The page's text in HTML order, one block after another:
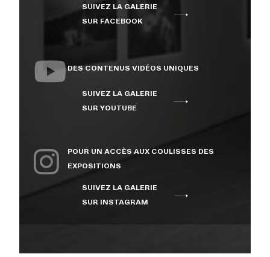
SUIVEZ LA GALERIE
SUR FACEBOOK
DES CONTENUS VIDÉOS UNIQUES
SUIVEZ LA GALERIE
SUR YOUTUBE
POUR UN ACCÈS AUX COULISSES DES
EXPOSITIONS
SUIVEZ LA GALERIE
SUR INSTAGRAM